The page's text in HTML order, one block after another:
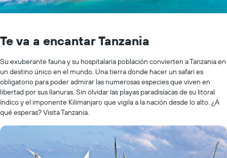
Te va a encantar Tanzania
Su exuberante fauna y su hospitalaria población convierten a Tanzania en
un destino único en el mundo. Una tierra donde hacer un safari es
obligatorio para poder admirar las numerosas especies que viven en
libertad por sus llanuras. Sin olvidar las playas paradisíacas de su litoral
índico y el imponente Kilimanjaro que vigila a la nación desde lo alto. ¿A
qué esperas? Visita Tanzania.